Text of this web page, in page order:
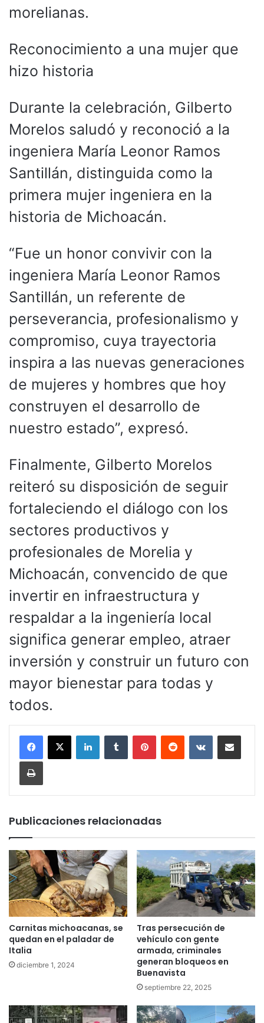
morelianas.
Reconocimiento a una mujer que
hizo historia
Durante la celebración, Gilberto
Morelos saludó y reconoció a la
ingeniera María Leonor Ramos
Santillán, distinguida como la
primera mujer ingeniera en la
historia de Michoacán.
“Fue un honor convivir con la
ingeniera María Leonor Ramos
Santillán, un referente de
perseverancia, profesionalismo y
compromiso, cuya trayectoria
inspira a las nuevas generaciones
de mujeres y hombres que hoy
construyen el desarrollo de
nuestro estado”, expresó.
Finalmente, Gilberto Morelos
reiteró su disposición de seguir
fortaleciendo el diálogo con los
sectores productivos y
profesionales de Morelia y
Michoacán, convencido de que
invertir en infraestructura y
respaldar a la ingeniería local
significa generar empleo, atraer
inversión y construir un futuro con
mayor bienestar para todas y
todos.
LinkedInTumblr PinterestReddit VKontakteCompartir por
Imprimir
Publicaciones relacionadas
Carnitas michoacanas, se
quedan en el paladar de
Italia
diciembre 1, 2024
Tras persecución de
vehículo con gente
armada, criminales
generan bloqueos en
Buenavista
septiembre 22, 2025